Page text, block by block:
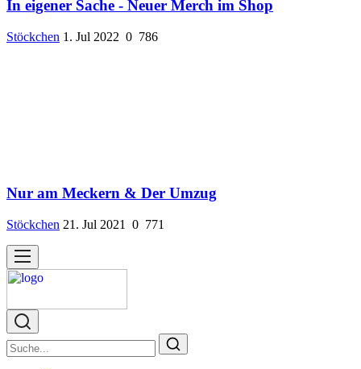
In eigener Sache - Neuer Merch im Shop
Stöckchen 1. Jul 2022 0 786
Nur am Meckern & Der Umzug
Stöckchen 21. Jul 2021 0 771